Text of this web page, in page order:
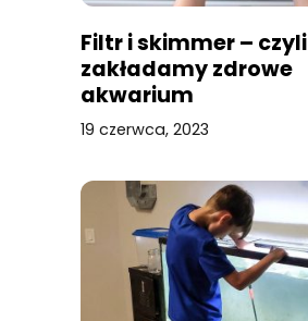
Filtr i skimmer – czyli
zakładamy zdrowe
akwarium
19 czerwca, 2023